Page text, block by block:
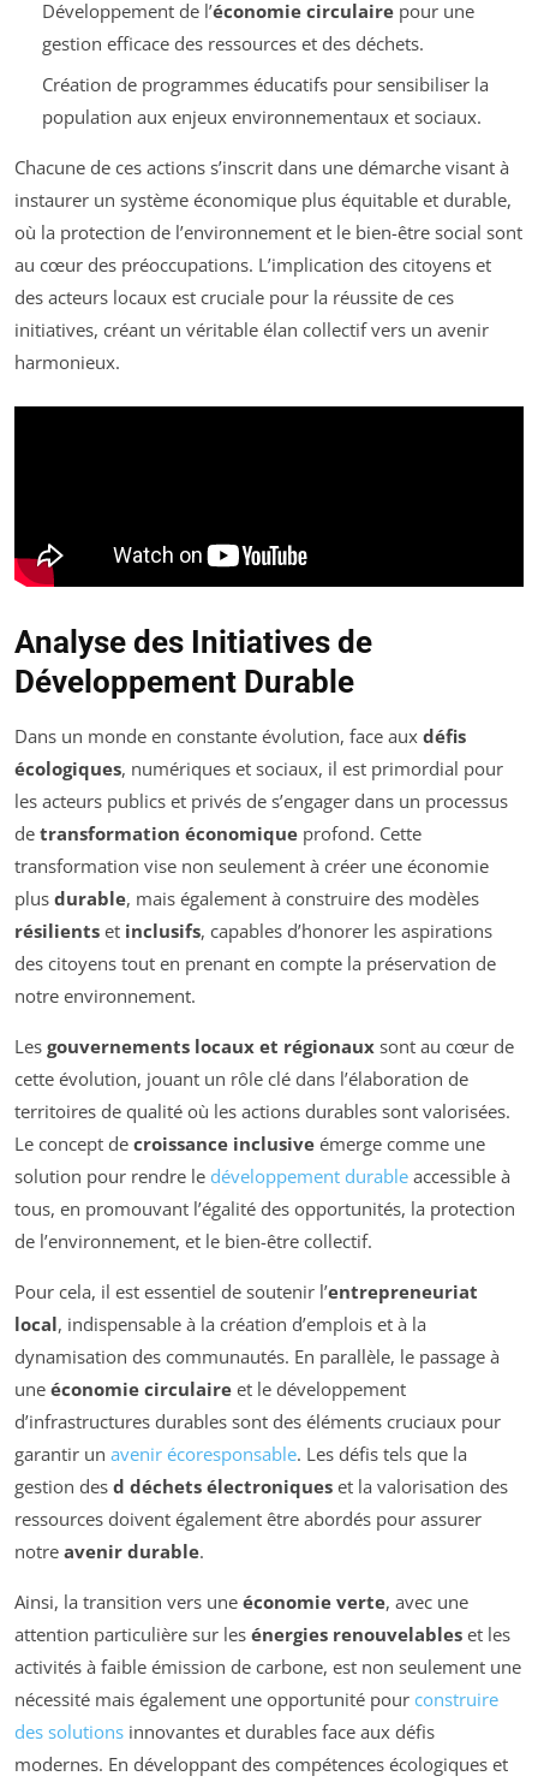
Développement de l’économie circulairepour une
gestion efficace des ressources et des déchets.
Création de programmes éducatifs pour sensibiliser la
population aux enjeux environnementaux et sociaux.
Chacune de ces actions s’inscrit dans une démarche visant à
instaurer un système économique plus équitable et durable,
où la protection de l’environnement et le bien-être social sont
au cœur des préoccupations. L’implication des citoyens et
des acteurs locaux est cruciale pour la réussite de ces
initiatives, créant un véritable élan collectif vers un avenir
harmonieux.
Analyse des Initiatives de
Développement Durable
Dans un monde en constante évolution, face aux défis
écologiques, numériques et sociaux, il est primordial pour
les acteurs publics et privés de s’engager dans un processus
de transformation économique profond. Cette
transformation vise non seulement à créer une économie
plus durable, mais également à construire des modèles
résilients et inclusifs, capables d’honorer les aspirations
des citoyens tout en prenant en compte la préservation de
notre environnement.
Les gouvernements locaux et régionaux sont au cœur de
cette évolution, jouant un rôle clé dans l’élaboration de
territoires de qualité où les actions durables sont valorisées.
Le concept de croissance inclusive émerge comme une
solution pour rendre le développement durable accessible à
tous, en promouvant l’égalité des opportunités, la protection
de l’environnement, et le bien-être collectif.
Pour cela, il est essentiel de soutenir l’entrepreneuriat
local, indispensable à la création d’emplois et à la
dynamisation des communautés. En parallèle, le passage à
une économie circulaire et le développement
d’infrastructures durables sont des éléments cruciaux pour
garantir un avenir écoresponsable. Les défis tels que la
gestion des d déchets électroniques et la valorisation des
ressources doivent également être abordés pour assurer
notre avenir durable.
Ainsi, la transition vers une économie verte, avec une
attention particulière sur les énergies renouvelables et les
activités à faible émission de carbone, est non seulement une
nécessité mais également une opportunité pour construire
des solutions innovantes et durables face aux défis
modernes. En développant des compétences écologiques et